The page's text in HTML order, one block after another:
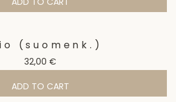
(suomenk.)
32,00 €
ADD TO CART